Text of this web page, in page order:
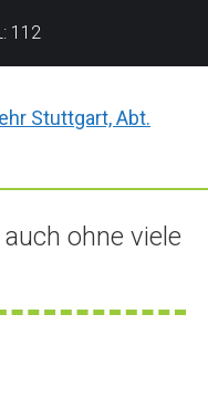
112
ohne viele
sich hier: